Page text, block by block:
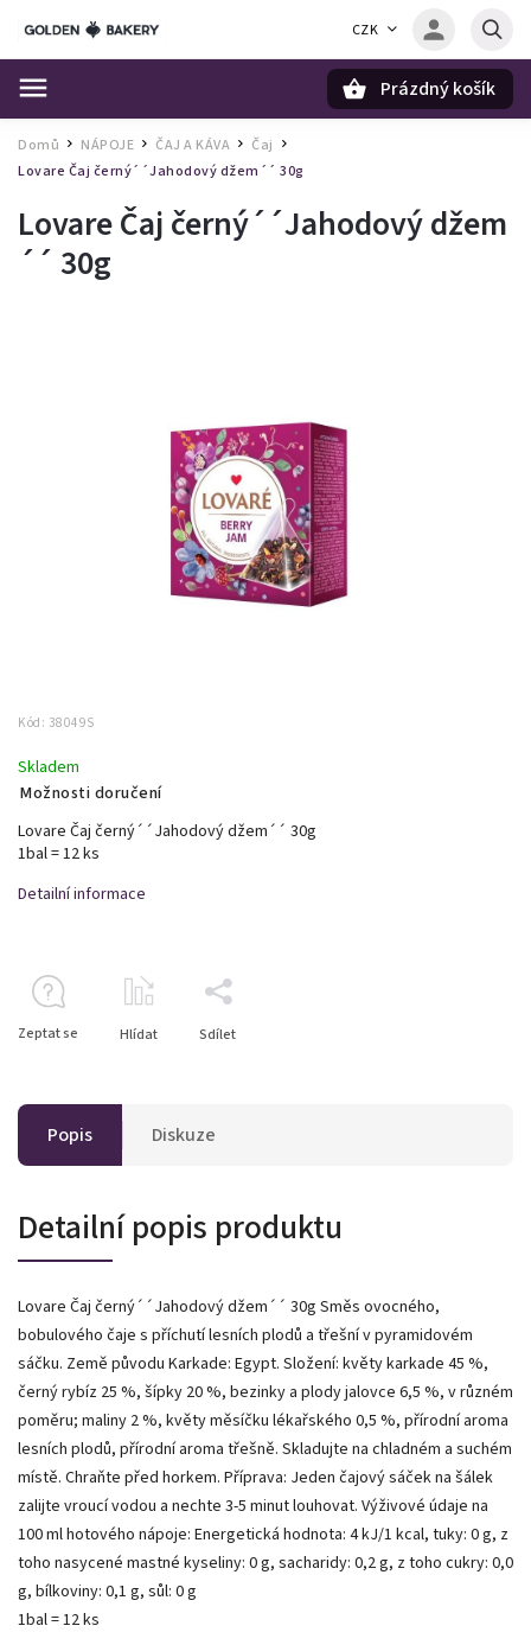
CZK
Prázdný košík
Domů / NÁPOJE / ČAJ A KÁVA / Čaj
Lovare Čaj černý´´Jahodový džem´´ 30g
Lovare Čaj černý´´Jahodový džem
´´ 30g
Kód: 38049S
Skladem
Možnosti doručení
Lovare Čaj černý´´Jahodový džem´´ 30g
1bal = 12 ks
Detailní informace
Zeptat se Hlídat Sdílet
Popis Diskuze
Detailní popis produktu
Lovare Čaj černý´´Jahodový džem´´ 30g Směs ovocného,
bobulového čaje s příchutí lesních plodů a třešní v pyramidovém
sáčku. Země původu Karkade: Egypt. Složení: květy karkade 45 %,
černý rybíz 25 %, šípky 20 %, bezinky a plody jalovce 6,5 %, v různém
poměru; maliny 2 %, květy měsíčku lékařského 0,5 %, přírodní aroma
lesních plodů, přírodní aroma třešně. Skladujte na chladném a suchém
místě. Chraňte před horkem. Příprava: Jeden čajový sáček na šálek
zalijte vroucí vodou a nechte 3-5 minut louhovat. Výživové údaje na
100 ml hotového nápoje: Energetická hodnota: 4 kJ/1 kcal, tuky: 0 g, z
toho nasycené mastné kyseliny: 0 g, sacharidy: 0,2 g, z toho cukry: 0,0
g, bílkoviny: 0,1 g, sůl: 0 g
1bal = 12 ks